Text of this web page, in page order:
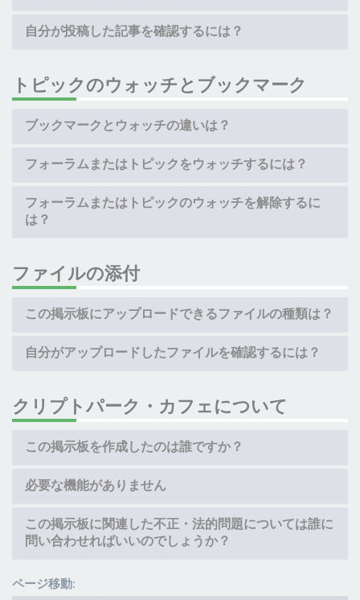
自分が投稿した記事を確認するには？
トピックのウォッチとブックマーク
ブックマークとウォッチの違いは？
フォーラムまたはトピックをウォッチするには？
フォーラムまたはトピックのウォッチを解除するに
は？
ファイルの添付
この掲示板にアップロードできるファイルの種類は？
自分がアップロードしたファイルを確認するには？
クリプトパーク・カフェについて
この掲示板を作成したのは誰ですか？
必要な機能がありません
この掲示板に関連した不正・法的問題については誰に
問い合わせればいいのでしょうか？
ページ移動: